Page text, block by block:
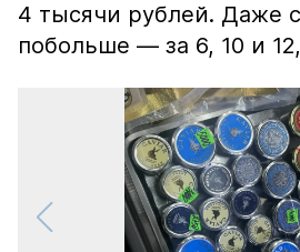
4 тысячи рублей. Даже
побольше — за 6, 10 и